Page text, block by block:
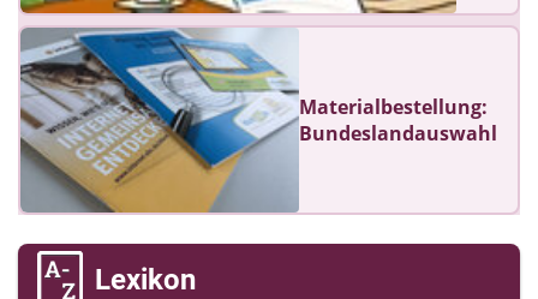
Materialbestellung:
Bundeslandauswahl
Lexikon